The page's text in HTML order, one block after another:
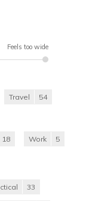
Feels too wide
Travel 54
18 Work 5
33